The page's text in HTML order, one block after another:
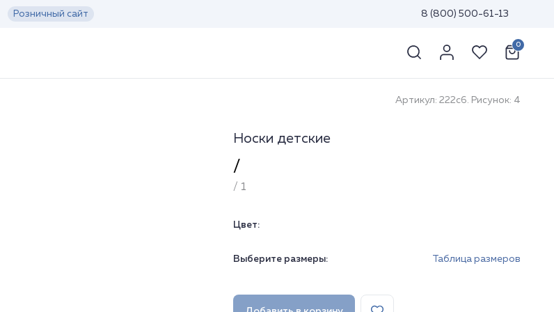
Розничный сайт 8 (800) 500-61-13
0
Артикул: 222с6. Рисунок: 4
Носки детские
/
/ 1
Цвет:
Выберите размеры: Таблица размеров